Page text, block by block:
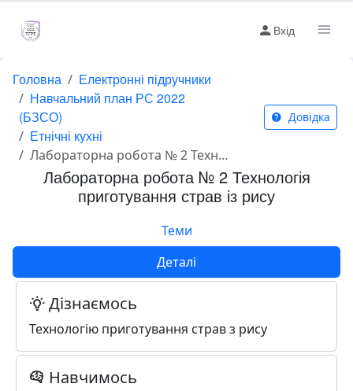
Вхід
Головна
Електронні підручники
Навчальний план РС 2022
(БЗСО)
Етнічні кухні
Лабораторна робота № 2 Технологія приготування страв із рису
Довідка
Лабораторна робота № 2 Технологія
приготування страв із рису
Теми
Деталі
Дізнаємось
Технологію приготування страв з рису
Навчимось